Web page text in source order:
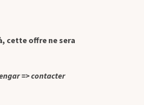
cette offre ne sera
=> contacter